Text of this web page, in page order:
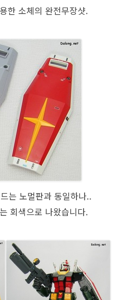
한 소체의 완전무장샷.
는 노멀판과 동일하나..
회색으로 나왔습니다.